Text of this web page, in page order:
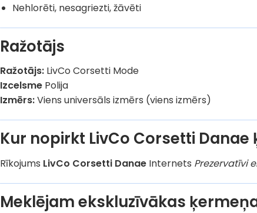
Nehlorēti, nesagriezti, žāvēti
Ražotājs
Ražotājs: LivCo Corsetti Mode
Izcelsme Polija
Izmērs:Viens universāls izmērs (viens izmērs)
Kur nopirkt LivCo Corsetti Danae
Rīkojums LivCo Corsetti Danae Internets Prezervatīvi
Meklējam ekskluzīvākas